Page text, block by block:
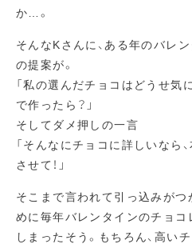
か…。
そんなKさんに、ある年のバレ
の提案が。
「私の選んだチョコはどうせ気
で作ったら？」
そしてダメ押しの一言
「そんなにチョコに詳しいなら
させて！」
そこまで言われて引っ込みがつ
めに毎年バレンタインのチョ
しまったそう。もちろん、高い